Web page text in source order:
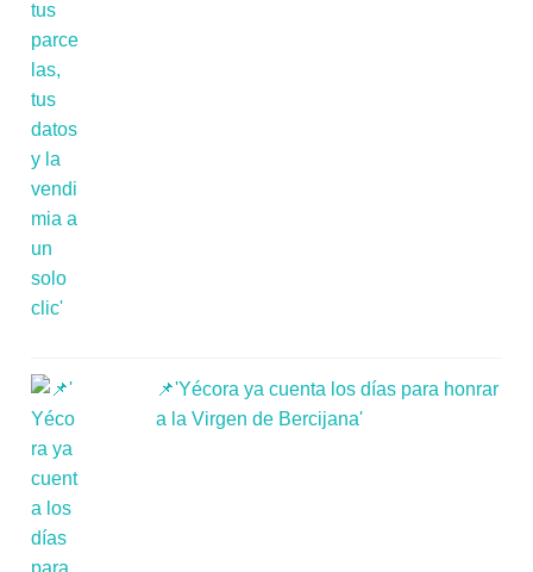
📌'Yécora ya cuenta los días para honrar
a la Virgen de Bercijana'